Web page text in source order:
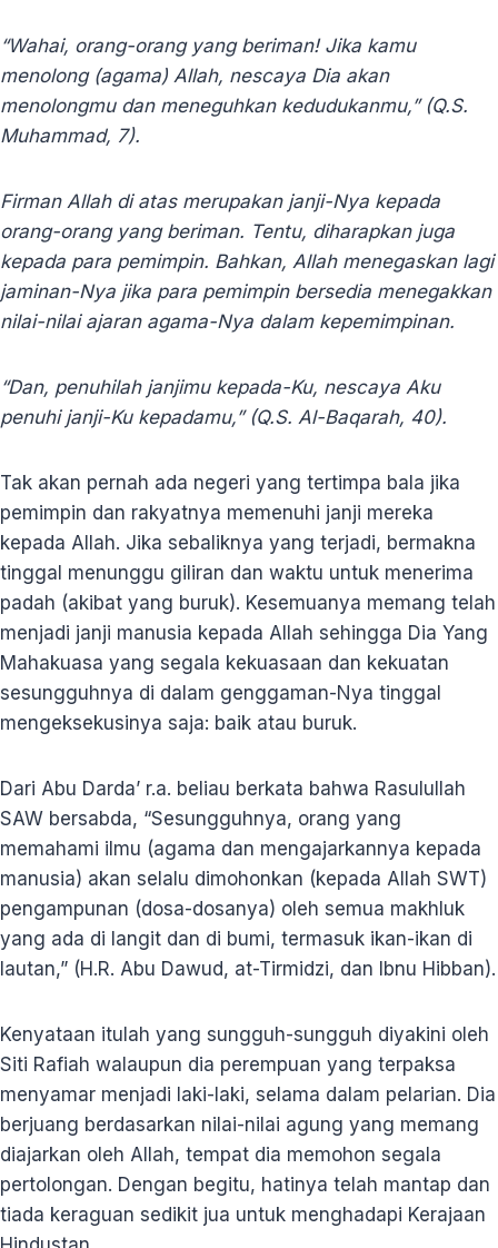
“Wahai, orang-orang yang beriman! Jika kamu
menolong (agama) Allah, nescaya Dia akan
menolongmu dan meneguhkan kedudukanmu,” (Q.S.
Muhammad, 7).
Firman Allah di atas merupakan janji-Nya kepada
orang-orang yang beriman. Tentu, diharapkan juga
kepada para pemimpin. Bahkan, Allah menegaskan lagi
jaminan-Nya jika para pemimpin bersedia menegakkan
nilai-nilai ajaran agama-Nya dalam kepemimpinan.
“Dan, penuhilah janjimu kepada-Ku, nescaya Aku
penuhi janji-Ku kepadamu,” (Q.S. Al-Baqarah, 40).
Tak akan pernah ada negeri yang tertimpa bala jika
pemimpin dan rakyatnya memenuhi janji mereka
kepada Allah. Jika sebaliknya yang terjadi, bermakna
tinggal menunggu giliran dan waktu untuk menerima
padah (akibat yang buruk). Kesemuanya memang telah
menjadi janji manusia kepada Allah sehingga Dia Yang
Mahakuasa yang segala kekuasaan dan kekuatan
sesungguhnya di dalam genggaman-Nya tinggal
mengeksekusinya saja: baik atau buruk.
Dari Abu Darda’ r.a. beliau berkata bahwa Rasulullah
SAW bersabda, “Sesungguhnya, orang yang
memahami ilmu (agama dan mengajarkannya kepada
manusia) akan selalu dimohonkan (kepada Allah SWT)
pengampunan (dosa-dosanya) oleh semua makhluk
yang ada di langit dan di bumi, termasuk ikan-ikan di
lautan,” (H.R. Abu Dawud, at-Tirmidzi, dan Ibnu Hibban).
Kenyataan itulah yang sungguh-sungguh diyakini oleh
Siti Rafiah walaupun dia perempuan yang terpaksa
menyamar menjadi laki-laki, selama dalam pelarian. Dia
berjuang berdasarkan nilai-nilai agung yang memang
diajarkan oleh Allah, tempat dia memohon segala
pertolongan. Dengan begitu, hatinya telah mantap dan
tiada keraguan sedikit jua untuk menghadapi Kerajaan